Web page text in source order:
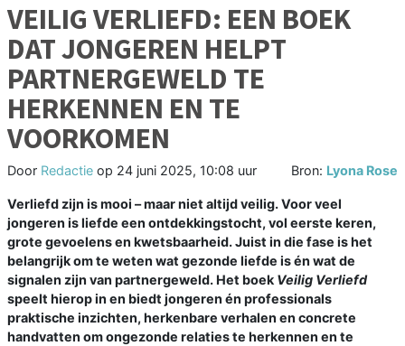
VEILIG VERLIEFD: EEN BOEK
DAT JONGEREN HELPT
PARTNERGEWELD TE
HERKENNEN EN TE
VOORKOMEN
Door Redactie op 24 juni 2025, 10:08 uur Bron: Lyona Rose
Verliefd zijn is mooi – maar niet altijd veilig. Voor veel
jongeren is liefde een ontdekkingstocht, vol eerste keren,
grote gevoelens en kwetsbaarheid. Juist in die fase is het
belangrijk om te weten wat gezonde liefde is én wat de
signalen zijn van partnergeweld. Het boek Veilig Verliefd
speelt hierop in en biedt jongeren én professionals
praktische inzichten, herkenbare verhalen en concrete
handvatten om ongezonde relaties te herkennen en te